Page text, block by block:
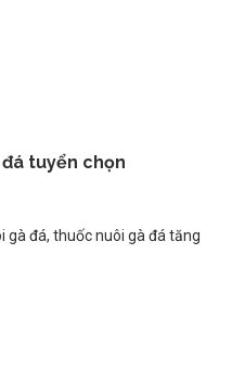
tuyển chọn
gà đá, thuốc nuôi gà đá tăng